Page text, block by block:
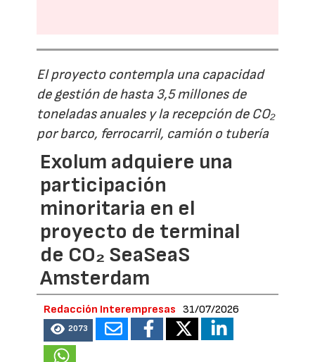
El proyecto contempla una capacidad
de gestión de hasta 3,5 millones de
toneladas anuales y la recepción de CO₂
por barco, ferrocarril, camión o tubería
Exolum adquiere una
participación
minoritaria en el
proyecto de terminal
de CO₂ SeaSeaS
Amsterdam
Redacción Interempresas 31/07/2026
2073